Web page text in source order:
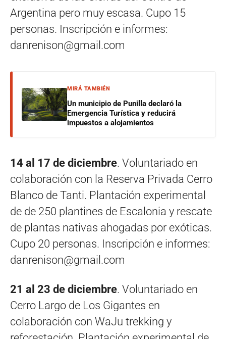
Argentina pero muy escasa. Cupo 15
personas. Inscripción e informes:
danrenison@gmail.com
MIRÁ TAMBIÉN
Un municipio de Punilla declaró la
Emergencia Turística y reducirá
impuestos a alojamientos
14 al 17 de diciembre. Voluntariado en
colaboración con la Reserva Privada Cerro
Blanco de Tanti. Plantación experimental
de de 250 plantines de Escalonia y rescate
de plantas nativas ahogadas por exóticas.
Cupo 20 personas. Inscripción e informes:
danrenison@gmail.com
21 al 23 de diciembre. Voluntariado en
Cerro Largo de Los Gigantes en
colaboración con WaJu trekking y